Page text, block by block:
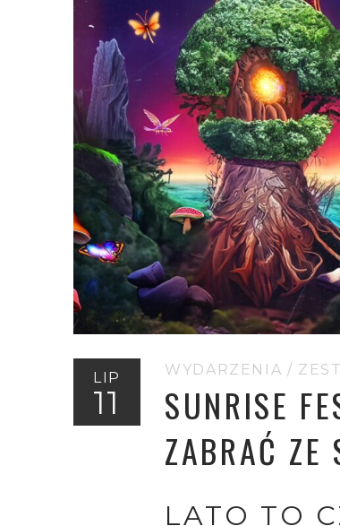
LIP
11
WYDARZENIA /
SUNRISE
ZABRAĆ ZE
LATO TO